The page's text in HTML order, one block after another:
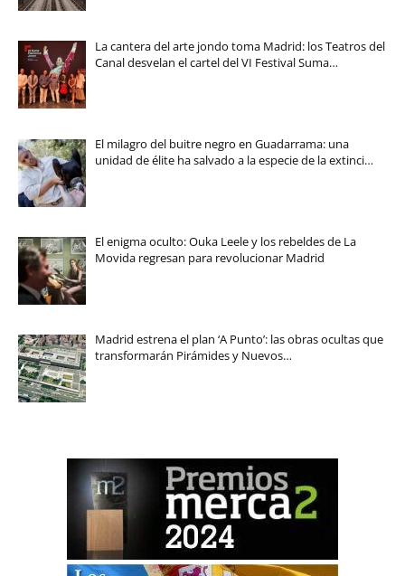
La cantera del arte jondo toma Madrid: los Teatros del
Canal desvelan el cartel del VI Festival Suma…
El milagro del buitre negro en Guadarrama: una
unidad de élite ha salvado a la especie de la extinci…
El enigma oculto: Ouka Leele y los rebeldes de La
Movida regresan para revolucionar Madrid
Madrid estrena el plan ‘A Punto’: las obras ocultas que
transformarán Pirámides y Nuevos…